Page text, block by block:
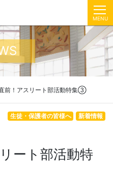
MENU
前！アスリート部活動特集③
新着情報
生徒・保護者の皆様へ
ート部活動特